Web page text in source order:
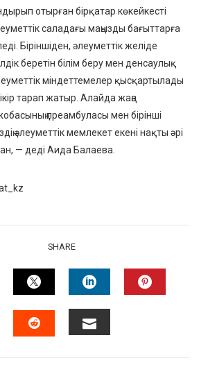
отырған бірқатар көкейкесті
саладағы маңызды бағыттарға
Біріншіден, әлеуметтік желіде
беретін білім беру мен денсаулық
міндеттемелер қысқартылады
тарап жатыр. Алайда жаңа
преамбуласы мен бірінші
әлеуметтік мемлекет екені нақты әрі
— деді Аида Балаева.
SHARE
TWITTERLINKEDIN